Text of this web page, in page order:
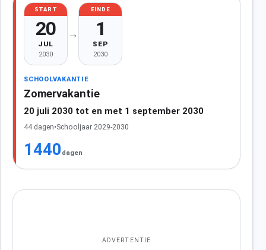
START
20
JUL
2030
→
EINDE
1
SEP
2030
SCHOOLVAKANTIE
Zomervakantie
20 juli 2030 tot en met 1 september 2030
44 dagen•Schooljaar 2029-2030
1440 dagen
ADVERTENTIE